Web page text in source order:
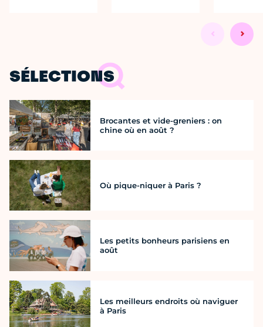
SÉLECTIONS
Brocantes et vide-greniers : on
chine où en août ?
Où pique-niquer à Paris ?
Les petits bonheurs parisiens en
août
Les meilleurs endroits où naviguer
à Paris